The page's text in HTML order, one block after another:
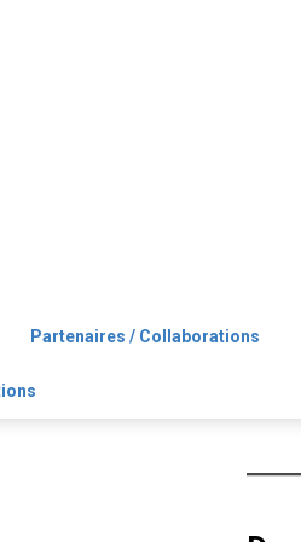
Partenaires / Collaborations